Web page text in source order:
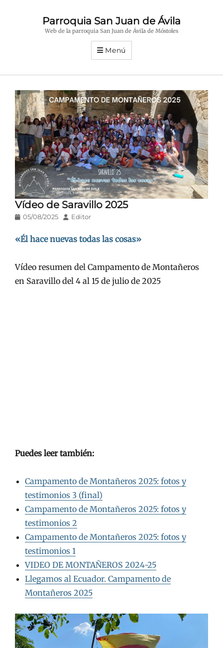
Parroquia San Juan de Ávila
Web de la parroquia San Juan de Ávila de Móstoles
Menú
Vídeo de Saravillo 2025
Publicado
05/08/2025 AutorEditor
«Él hace nuevas todas las cosas»
Vídeo resumen del Campamento de Montañeros
en Saravillo del 4 al 15 de julio de 2025
Puedes leer también:
Campamento de Montañeros 2025: fotos y
testimonios 3 (final)
Campamento de Montañeros 2025: fotos y
testimonios 2
Campamento de Montañeros 2025: fotos y
testimonios 1
VIDEO DE MONTAÑEROS 2024-25
Llegamos al Ecuador. Campamento de
Montañeros 2025